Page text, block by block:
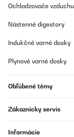
Ochladzovače vzduchu
Nástenné digestory
Indukčné varné dosky
Plynové varné dosky
Obľúbené témy
Zákaznícky servis
Informácie